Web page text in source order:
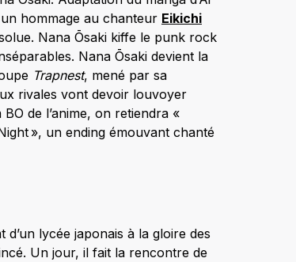
hommage au chanteur Eikichi
Nana Ōsaki kiffe le punk rock
Nana Ōsaki devient la
Trapnest, mené par sa
rivales vont devoir louvoyer
de l’anime, on retiendra «
», un ending émouvant chanté
lycée japonais à la gloire des
Un jour, il fait la rencontre de